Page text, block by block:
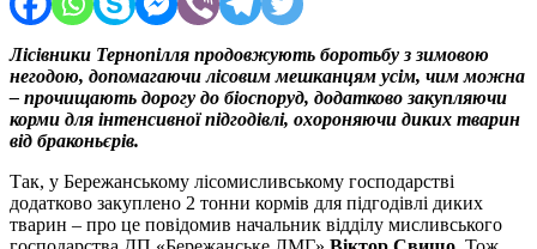
Лісівники Тернопілля продовжують боротьбу з зимовою
негодою, допомагаючи лісовим мешканцям усім, чим можна
– прочищають дорогу до біоспоруд, додатково закупляючи
корми для інтенсивної підгодівлі, охороняючи диких тварин
від браконьєрів.
Так, у Бережанському лісомисливському господарстві
додатково закуплено 2 тонни кормів для підгодівлі диких
тварин – про це повідомив начальник відділу мисливського